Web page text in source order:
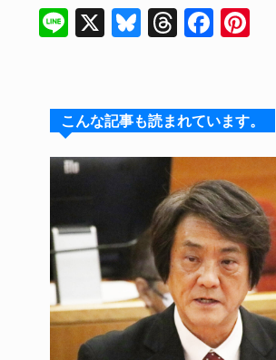
Li
n
X Bl
u
s
k
y
T
hr
a
d
s
F
a
e
b
o
o
k
re
st
こんな記事も読まれています。